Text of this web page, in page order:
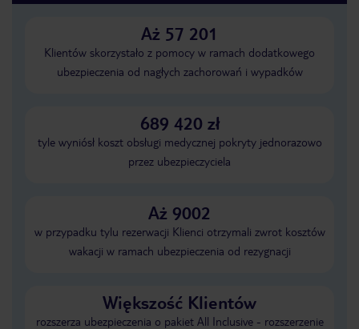
Aż 57 201
Klientów skorzystało z pomocy w ramach dodatkowego
ubezpieczenia od nagłych zachorowań i wypadków
689 420 zł
tyle wyniósł koszt obsługi medycznej pokryty jednorazowo
przez ubezpieczyciela
Aż 9002
w przypadku tylu rezerwacji Klienci otrzymali zwrot kosztów
wakacji w ramach ubezpieczenia od rezygnacji
Większość Klientów
rozszerza ubezpieczenia o pakiet All Inclusive - rozszerzenie